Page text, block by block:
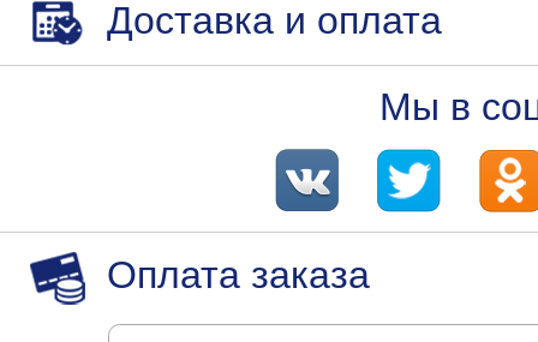
Доставка и оплата
Мы в
Оплата заказа